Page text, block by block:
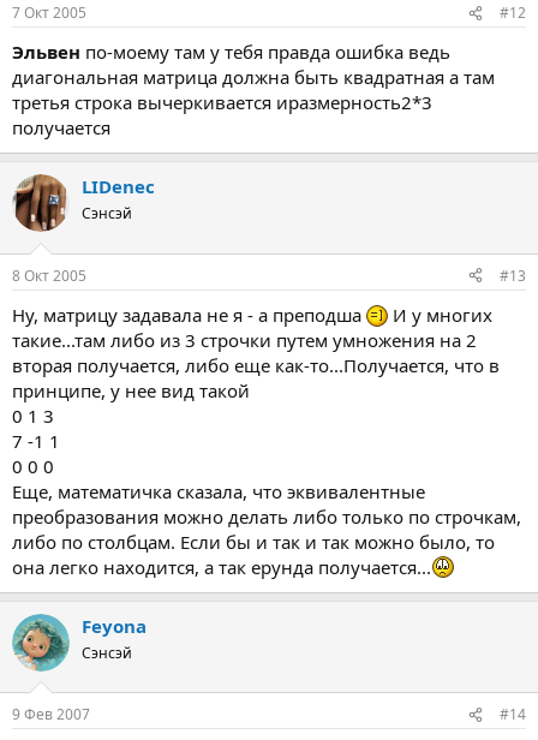
7 Окт 2005 #12
Эльвен по-моему там у тебя правда ошибка ведь
диагональная матрица должна быть квадратная а там
третья строка вычеркивается иразмерность2*3
получается
LIDenec
Сэнсэй
8 Окт 2005 #13
Ну, матрицу задавала не я - а преподша
И у многих
такие...там либо из 3 строчки путем умножения на 2
вторая получается, либо еще как-то...Получается, что в
принципе, у нее вид такой
0 1 3
7 -1 1
0 0 0
Еще, математичка сказала, что эквивалентные
преобразования можно делать либо только по строчкам,
либо по столбцам. Если бы и так и так можно было, то
она легко находится, а так ерунда получается...
Feyona
Сэнсэй
9 Фев 2007 #14